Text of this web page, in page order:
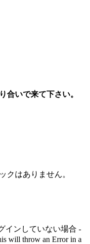
合いで来て下さい。
クはありません。
インしていない場合 -
will throw an Error in a